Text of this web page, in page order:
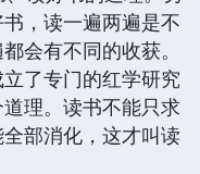
，读一遍两遍是不
会有不同的收获。
了专门的红学研究
理。读书不能只求
部消化，这才叫读